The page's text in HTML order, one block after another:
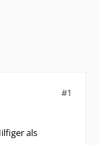
#1
als